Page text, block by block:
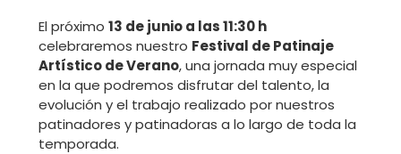
El próximo13 de junio a las 11:30 h
celebraremos nuestro Festival de Patinaje
Artístico de Verano, una jornada muy especial
en la que podremos disfrutar del talento, la
evolución y el trabajo realizado por nuestros
patinadores y patinadoras a lo largo de toda la
temporada.